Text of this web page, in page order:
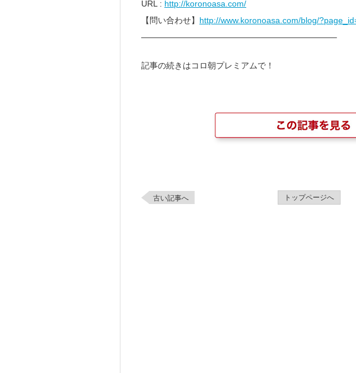
URL : http://koronoasa.com/
【問い合わせ】 http://www.koronoasa.com/blog/
———————————————————————–
記事の続きはコロ朝プレミアムで！
古い記事へ トップページへ